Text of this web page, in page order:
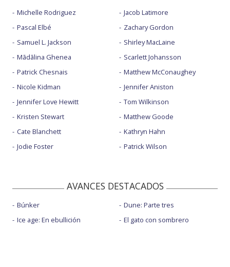
Michelle Rodriguez
Pascal Elbé
Samuel L. Jackson
Mãdãlina Ghenea
Patrick Chesnais
Nicole Kidman
Jennifer Love Hewitt
Kristen Stewart
Cate Blanchett
Jodie Foster
Jacob Latimore
Zachary Gordon
Shirley MacLaine
Scarlett Johansson
Matthew McConaughey
Jennifer Aniston
Tom Wilkinson
Matthew Goode
Kathryn Hahn
Patrick Wilson
AVANCES DESTACADOS
Búnker
Ice age: En ebullición
Dune: Parte tres
El gato con sombrero